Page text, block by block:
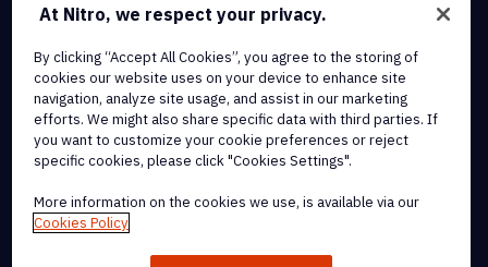
Integrazioni e connettività API
Termini di servizio
Politica sui cookie
Politica sul copyright
Tutti i termini e le politiche
© 2026 Nitro Software, Inc. Tutti i diritti riservati.
At Nitro, we respect your privacy.
By clicking “Accept All Cookies”, you agree to the storing of
cookies our website uses on your device to enhance site
navigation, analyze site usage, and assist in our marketing
efforts. We might also share specific data with third parties. If
you want to customize your cookie preferences or reject
specific cookies, please click "Cookies Settings".
More information on the cookies we use, is available via our
Cookies Policy